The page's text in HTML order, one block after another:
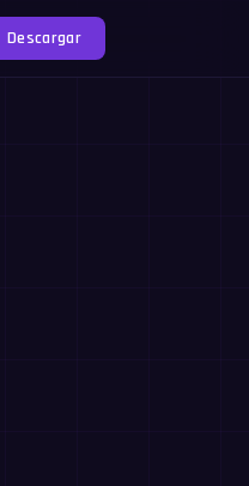
Descargar